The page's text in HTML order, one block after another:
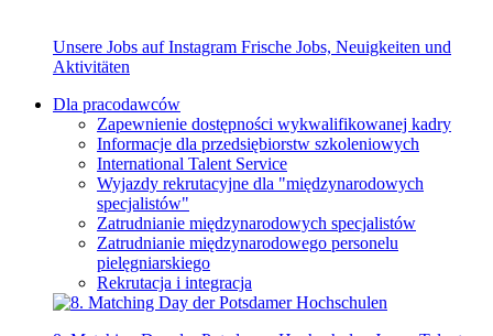
Unsere Jobs auf Instagram Frische Jobs, Neuigkeiten und
Aktivitäten
Dla pracodawców
Zapewnienie dostępności wykwalifikowanej kadry
Informacje dla przedsiębiorstw szkoleniowych
International Talent Service
Wyjazdy rekrutacyjne dla "międzynarodowych
specjalistów"
Zatrudnianie międzynarodowych specjalistów
Zatrudnianie międzynarodowego personelu
pielęgniarskiego
Rekrutacja i integracja